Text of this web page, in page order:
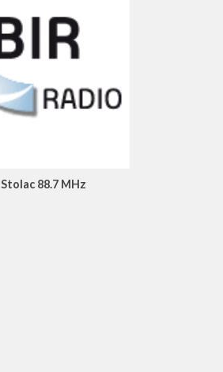
Stolac 88.7 MHz